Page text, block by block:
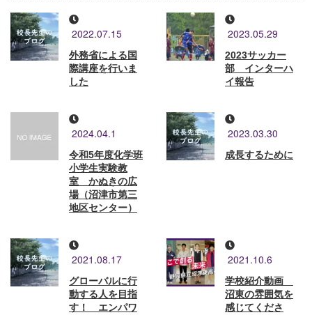
2022.07.15
外務省による国
際講座を行いま
した
2023.05.29
2023サッカー
部 インターハ
イ報告
2024.04.1
令和5年度化学班
小学生実験教
室 かぬきの広
場（沼津市第三
地区センター）
2023.03.30
成長するために
2021.08.17
グローバルに行
動する人を目指
す！ エンパワ
2021.10.6
学校紹介動画
沼東の雰囲気を
感じてくださ